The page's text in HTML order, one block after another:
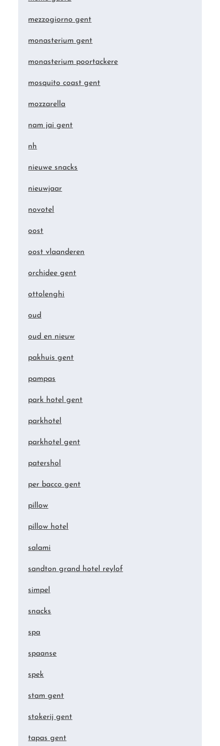
mezzogiorno gent
monasterium gent
monasterium poortackere
mosquito coast gent
mozzarella
nam jai gent
nh
nieuwe snacks
nieuwjaar
novotel
oost
oost vlaanderen
orchidee gent
ottolenghi
oud
oud en nieuw
pakhuis gent
pampas
park hotel gent
parkhotel
parkhotel gent
patershol
per bacco gent
pillow
pillow hotel
salami
sandton grand hotel reylof
simpel
snacks
spa
spaanse
spek
stam gent
stokerij gent
tapas gent